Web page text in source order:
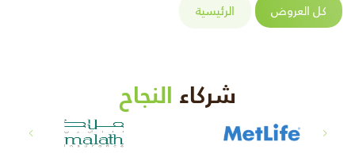
كل العروض الرئيسية
شركاء النجاح